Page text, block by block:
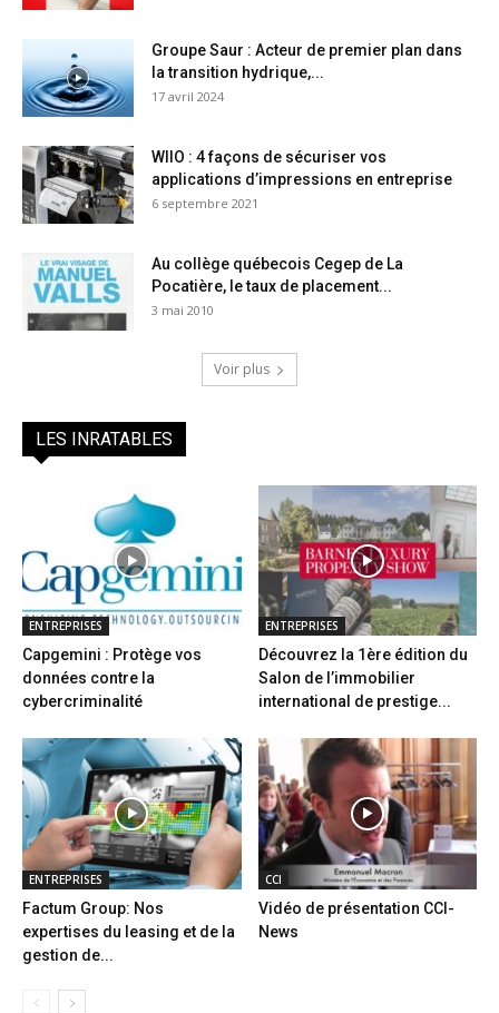
Groupe Saur : Acteur de premier plan dans
la transition hydrique,...
17 avril 2024
WIIO : 4 façons de sécuriser vos
applications d’impressions en entreprise
6 septembre 2021
Au collège québecois Cegep de La
Pocatière, le taux de placement...
3 mai 2010
Voir plus
LES INRATABLES
ENTREPRISES
Capgemini : Protège vos
données contre la
cybercriminalité
ENTREPRISES
Découvrez la 1ère édition du
Salon de l’immobilier
international de prestige...
ENTREPRISES
Factum Group: Nos
expertises du leasing et de la
gestion de...
CCI
Vidéo de présentation CCI-
News